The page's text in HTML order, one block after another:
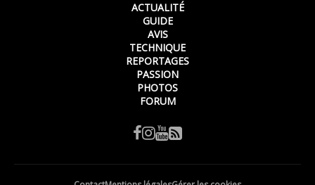
ACTUALITÉ
GUIDE
AVIS
TECHNIQUE
REPORTAGES
PASSION
PHOTOS
FORUM